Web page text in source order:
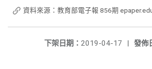
資料來源：教育部電子報 856期
發佈
下架日期： 2019-04-17
|